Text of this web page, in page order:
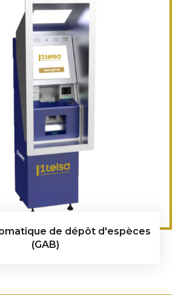
de dépôt d'espèces
(GAB)